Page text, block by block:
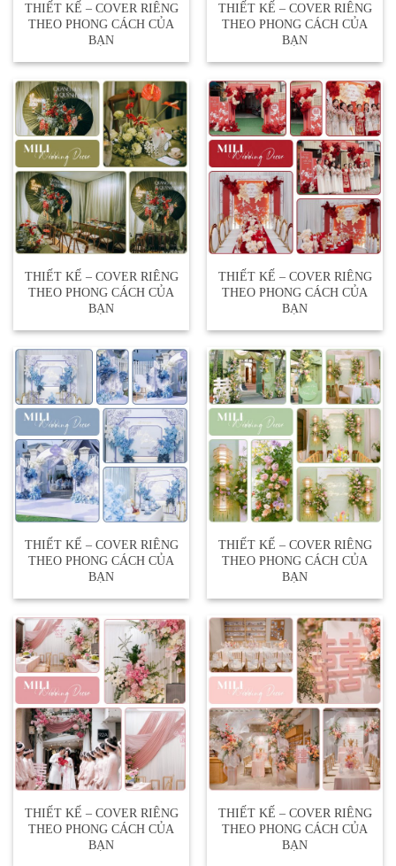
THIẾT KẾ – COVER RIÊNG
THEO PHONG CÁCH CỦA
BẠN
THIẾT KẾ – COVER RIÊNG
THEO PHONG CÁCH CỦA
BẠN
THIẾT KẾ – COVER RIÊNG
THEO PHONG CÁCH CỦA
BẠN
THIẾT KẾ – COVER RIÊNG
THEO PHONG CÁCH CỦA
BẠN
THIẾT KẾ – COVER RIÊNG
THEO PHONG CÁCH CỦA
BẠN
THIẾT KẾ – COVER RIÊNG
THEO PHONG CÁCH CỦA
BẠN
THIẾT KẾ – COVER RIÊNG
THEO PHONG CÁCH CỦA
BẠN
THIẾT KẾ – COVER RIÊNG
THEO PHONG CÁCH CỦA
BẠN